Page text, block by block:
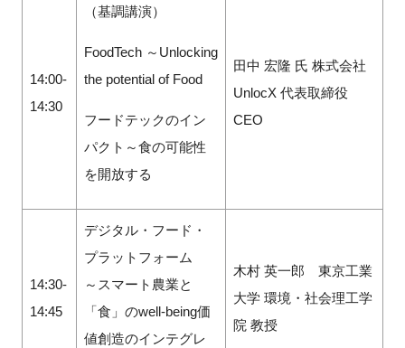
14:00-
14:30
（基調講演）
FoodTech ～Unlocking
the potential of Food
フードテックのイン
パクト～食の可能性
を開放する
田中 宏隆 氏 株式会社
UnlocX 代表取締役
CEO
14:30-
14:45
デジタル・フード・
プラットフォーム
～スマート農業と
「食」のwell-being価
値創造のインテグレ
木村 英一郎 東京⼯業
⼤学 環境・社会理工学
院 教授